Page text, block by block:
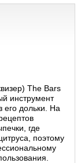
The Bars
инструмент
его дольки. На
где
поэтому